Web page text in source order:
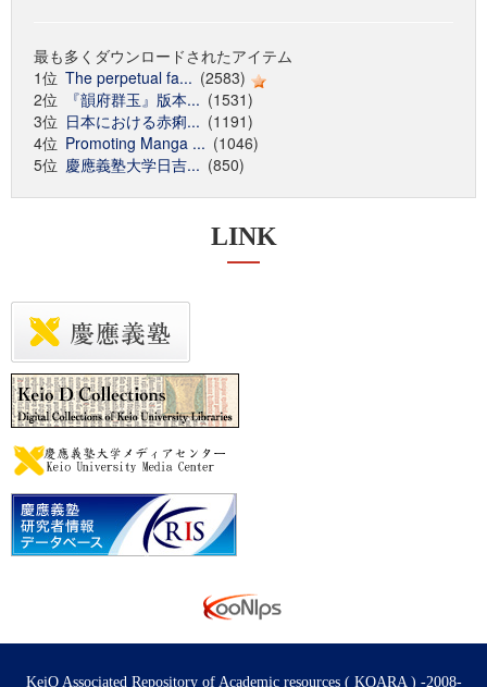
最も多くダウンロードされたアイテム
1位 The perpetual fa... (2583)
2位
『韻府群玉』版本... (1531)
3位 日本における赤痢... (1191)
4位 Promoting Manga ... (1046)
5位 慶應義塾大学日吉... (850)
LINK
KeiO Associated Repository of Academic resources ( KOARA ) -2008-